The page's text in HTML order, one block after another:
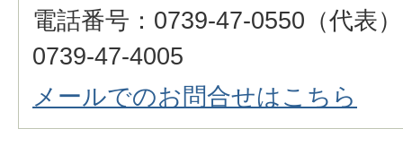
電話番号：0739-47-0550（代表
0739-47-4005
メールでのお問合せはこちら